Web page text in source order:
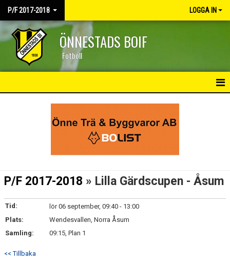
P/F 2017-2018 LOGGA IN
ÖNNESTADS BOIF
Fotboll
DOKUMENT
KONTAKT
P/F 2017-2018 » Lilla Gärdscupen - Åsum
Tid:
lör 06 september, 09:40 - 13:00
Plats:
Wendesvallen, Norra Åsum
Samling:
09:15, Plan 1
<< Tillbaka